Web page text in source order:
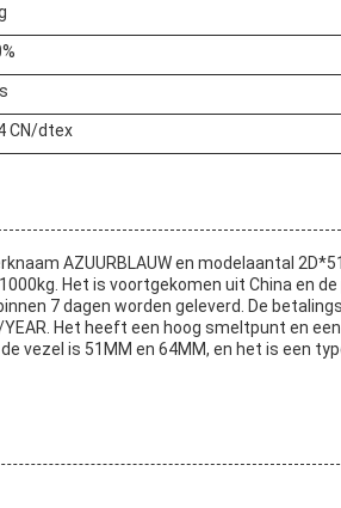
CN/dtex
AZUURBLAUW en modelaantal
Het is voortgekomen uit China en
7 dagen worden geleverd. De
Het heeft een hoog smeltpunt en
vezel is 51MM en 64MM, en het is een